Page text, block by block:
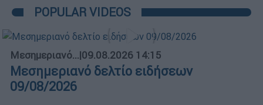
POPULAR VIDEOS
Μεσημεριανό...|09.08.2026 14:15
Μεσημεριανό δελτίο ειδήσεων
09/08/2026